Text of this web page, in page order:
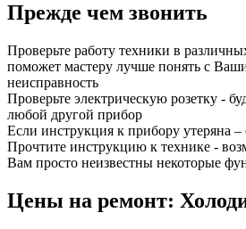
Прежде чем звонить
Проверьте работу техники в
поможет мастеру лучше понять с
неисправность
Проверьте электрическую розетку -
любой другой прибор
Если инструкция к прибору утеряна –
Прочтите инструкцию к технике -
Вам просто неизвестны некоторые
Цены на ремонт: